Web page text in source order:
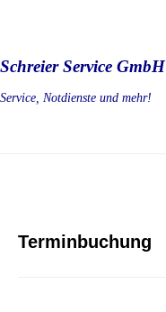
Schreier Service GmbH
Service, Notdienste und mehr!
Terminbuchung